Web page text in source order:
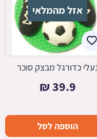
אזל מהמלאי
כדורגל מבצק סוכר
39.9
₪
הוספה לסל